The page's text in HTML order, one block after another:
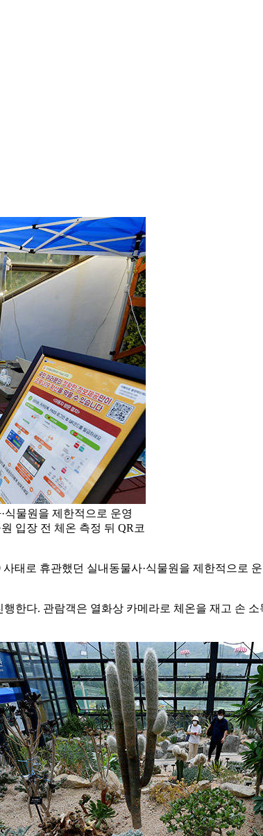
식물원을 제한적으로 운영
입장 전 체온 측정 뒤 QR코
태로 휴관했던 실내동물사·식물원을 제한적으로
한다. 관람객은 열화상 카메라로 체온을 재고 손